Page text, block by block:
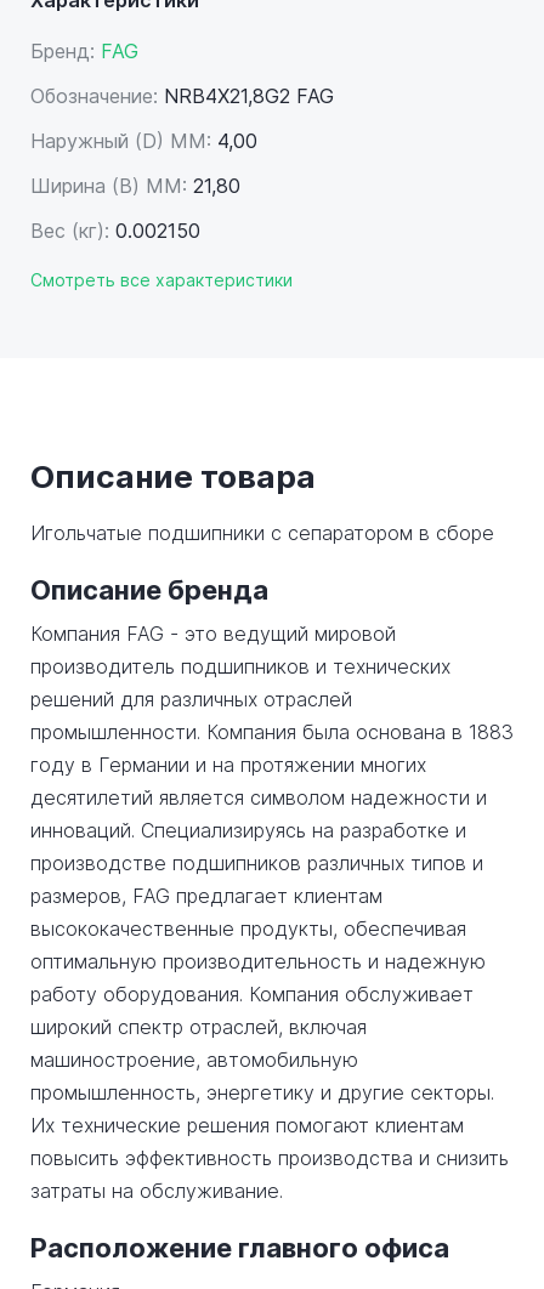
Бренд: FAG
Обозначение: NRB4X21,8G2 FAG
Наружный (D) ММ: 4,00
Ширина (B) MM: 21,80
Вес (кг): 0.002150
Смотреть все характеристики
Описание товара
Игольчатые подшипники с сепаратором в сборе
Описание бренда
Компания FAG - это ведущий мировой
производитель подшипников и технических
решений для различных отраслей
промышленности. Компания была основана в 1883
году в Германии и на протяжении многих
десятилетий является символом надежности и
инноваций. Специализируясь на разработке и
производстве подшипников различных типов и
размеров, FAG предлагает клиентам
высококачественные продукты, обеспечивая
оптимальную производительность и надежную
работу оборудования. Компания обслуживает
широкий спектр отраслей, включая
машиностроение, автомобильную
промышленность, энергетику и другие секторы.
Их технические решения помогают клиентам
повысить эффективность производства и снизить
затраты на обслуживание.
Расположение главного офиса